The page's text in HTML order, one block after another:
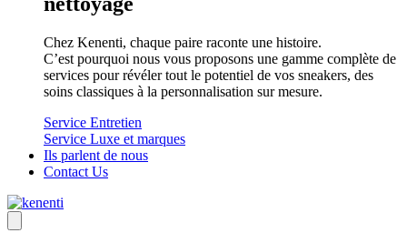
Chez Kenenti, chaque paire raconte une histoire.
C’est pourquoi nous vous proposons une gamme complète de
services pour révéler tout le potentiel de vos sneakers, des
soins classiques à la personnalisation sur mesure.
Service Entretien
Service Luxe et marques
Ils parlent de nous
Contact Us